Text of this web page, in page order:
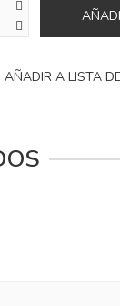
AÑADIR A LISTA